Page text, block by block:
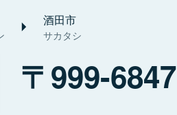
酒田市
サカタシ
999-6847